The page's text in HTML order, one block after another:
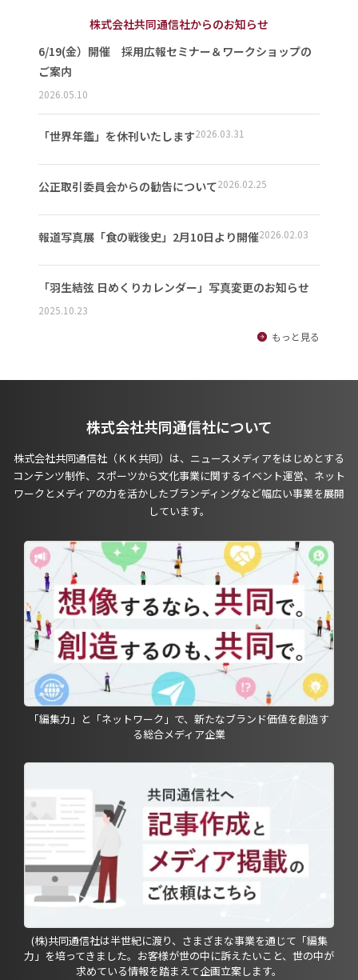
株式会社共同通信社からのお知らせ
6/19(金）開催 採用広報セミナー＆ワークショップの
ご案内
2026.05.10
「世界年鑑」を休刊いたします2026.03.31
公正取引委員会からの勧告について2026.02.25
報道写真展「食の戦後史」2月10日より開催2026.02.03
「羽生結弦 日めくりカレンダー」写真変更のお知らせ
2025.10.23
もっと見る
株式会社共同通信社について
株式会社共同通信社（ＫＫ共同）は、ニュースメディアをはじめとする
コンテンツ制作、スポーツから文化事業に関するイベント運営、ネット
ワークとメディアの力を活かしたブランディングなど幅広い事業を展開
しています。
「編集力」と「ネットワーク」で、新たなブランド価値を創造す
る総合メディア企業
(株)共同通信社は半世紀に渡り、さまざまな事業を通じて「編集
力」を培ってきました。お客様が世の中に訴えたいこと、世の中が
求めている情報を踏まえて企画立案します。